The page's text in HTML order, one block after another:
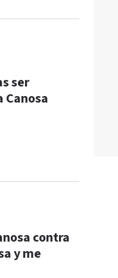
ser
Canosa
contra
y me